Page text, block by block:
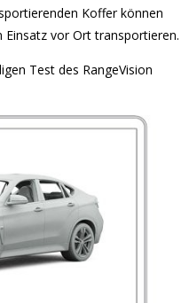
Koffer können
Einsatz vor Ort transportieren.
Test des RangeVision